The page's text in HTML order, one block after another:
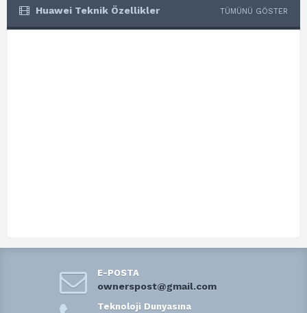
Huawei Teknik Özellikler TÜMÜNÜ GÖSTER
E-POSTA
ownerspost@gmail.com
Teknoloji Dunyasına